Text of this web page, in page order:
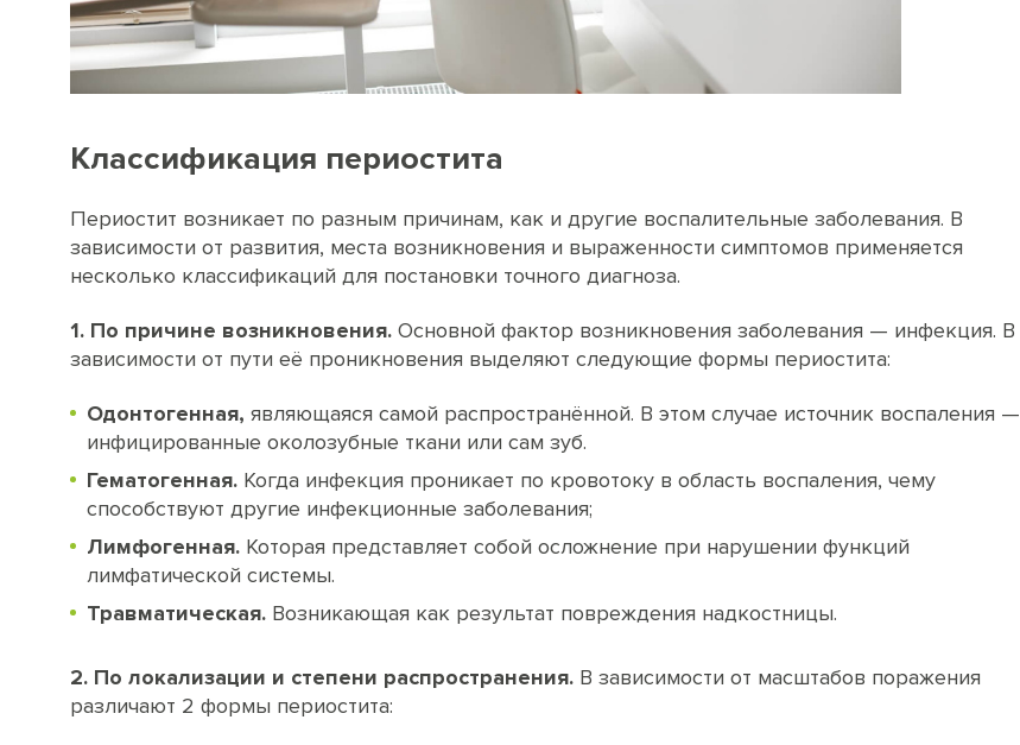
Классификация периостита
Периостит возникает по разным причинам, как и другие воспалительные заболевания. В
зависимости от развития, места возникновения и выраженности симптомов применяется
несколько классификаций для постановки точного диагноза.
1. По причине возникновения. Основной фактор возникновения заболевания — инфекция. В
зависимости от пути её проникновения выделяют следующие формы периостита:
Одонтогенная, являющаяся самой распространённой. В этом случае источник воспаления —
инфицированные околозубные ткани или сам зуб.
Гематогенная. Когда инфекция проникает по кровотоку в область воспаления, чему
способствуют другие инфекционные заболевания;
Лимфогенная. Которая представляет собой осложнение при нарушении функций
лимфатической системы.
Травматическая. Возникающая как результат повреждения надкостницы.
2. По локализации и степени распространения. В зависимости от масштабов поражения
различают 2 формы периостита: